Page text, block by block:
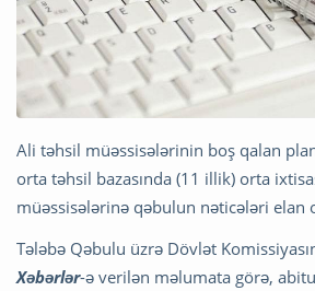
Ali təhsil müəssisələrinin boş qalan
orta təhsil bazasında (11 illik) orta
müəssisələrinə qəbulun nəticələri elan
Tələbə Qəbulu üzrə Dövlət
Xəbərlər-ə verilən məlumata görə,